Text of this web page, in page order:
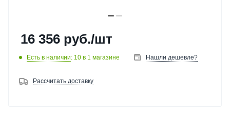
16 356 руб./шт
Есть в наличии: 10 в 1 магазине Нашли дешевле?
Рассчитать доставку